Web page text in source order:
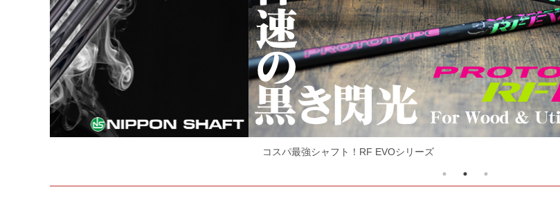
コスパ最強シャフト！RF EVOシリーズ